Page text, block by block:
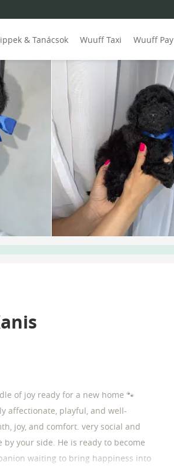
& Tanácsok Wuuff Taxi Wuuff Pay
of joy ready for a new home 🐾
affectionate, playful, and well-
joy, and comfort. very social and
your side. He is ready to become
waiting to bring happiness into